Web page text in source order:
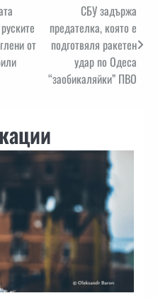
от
СБУ задържа
предателка, която е
подготвяля ракетен
удар по Одеса
“заобикаляйки” ПВО